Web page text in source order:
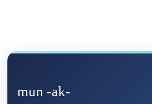
mun -ak-